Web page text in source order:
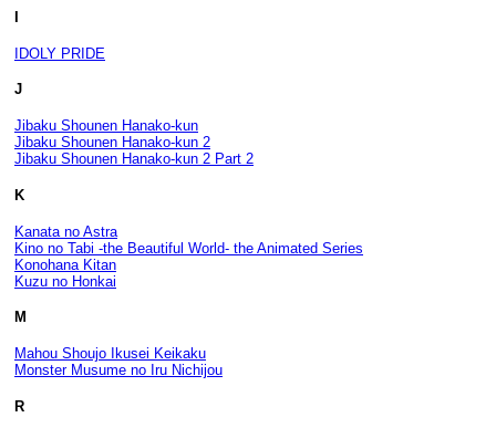
IDOLY PRIDE
J
Jibaku Shounen Hanako-kun
Jibaku Shounen Hanako-kun 2
Jibaku Shounen Hanako-kun 2 Part 2
K
Kanata no Astra
Kino no Tabi -the Beautiful World- the Animated Series
Konohana Kitan
Kuzu no Honkai
M
Mahou Shoujo Ikusei Keikaku
Monster Musume no Iru Nichijou
R